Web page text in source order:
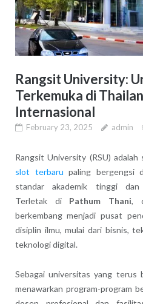
Rangsit University:
Terkemuka di
Internasional
February 23, 2025 admin
Rangsit University (RSU)
slot terbaru paling bergengsi
standar akademik tinggi dan
Terletak di Pathum Thani,
berkembang menjadi pusat
disiplin ilmu, mulai dari bisnis,
teknologi digital.
Sebagai universitas yang terus
menawarkan program-program